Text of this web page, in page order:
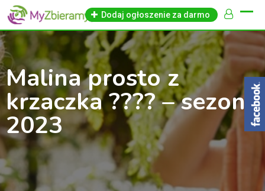
Skip
content
Dodaj ogłoszenie za darmo
Malina prosto z
krzaczka ???? – sezon
2023